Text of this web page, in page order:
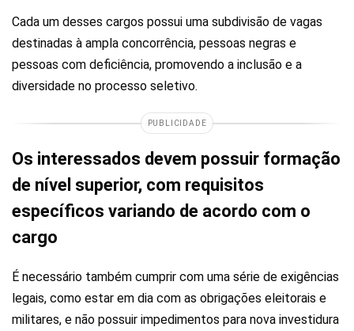
Cada um desses cargos possui uma subdivisão de vagas
destinadas à ampla concorrência, pessoas negras e
pessoas com deficiência, promovendo a inclusão e a
diversidade no processo seletivo.
PUBLICIDADE
Os interessados devem possuir formação
de nível superior, com requisitos
específicos variando de acordo com o
cargo
É necessário também cumprir com uma série de exigências
legais, como estar em dia com as obrigações eleitorais e
militares, e não possuir impedimentos para nova investidura